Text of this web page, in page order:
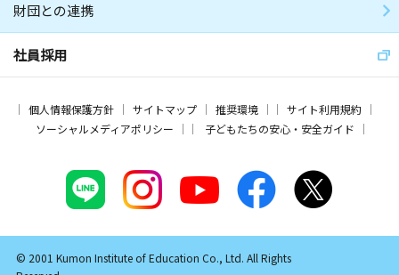
財団との連携
社員採用
個人情報保護方針 サイトマップ 推奨環境
サイト利用規約
ソーシャルメディアポリシー
子どもたちの安心・安全ガイド
© 2001 Kumon Institute of Education Co., Ltd. All Rights